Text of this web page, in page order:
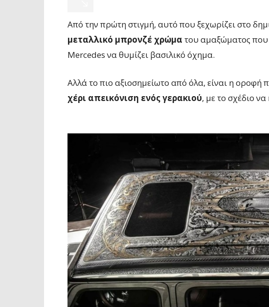
Από την πρώτη στιγμή, αυτό που ξεχωρίζει στο
μεταλλικό μπρονζέ χρώμα του αμαξώματος που
Mercedes να θυμίζει βασιλικό όχημα.
Αλλά το πιο αξιοσημείωτο από όλα, είναι η οροφή
χέρι απεικόνιση ενός γερακιού, με το σχέδιο